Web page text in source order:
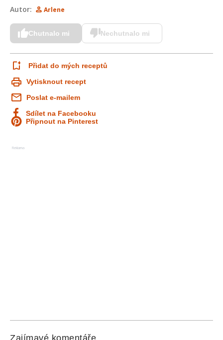
Autor: Arlene
Chutnalo mi Nechutnalo mi
Přidat do mých receptů
Vytisknout recept
Poslat e-mailem
Sdílet na Facebooku
Připnout na Pinterest
Reklama
Zajímavé komentáře